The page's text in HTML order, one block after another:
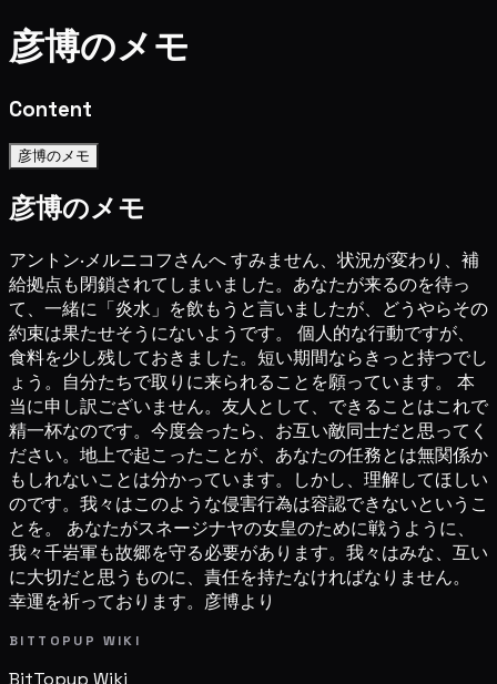
彦博のメモ
Content
彦博のメモ
彦博のメモ
アントン·メルニコフさんへ すみません、状況が変わり、補
給拠点も閉鎖されてしまいました。あなたが来るのを待っ
て、一緒に「炎水」を飲もうと言いましたが、どうやらその
約束は果たせそうにないようです。 個人的な行動ですが、
食料を少し残しておきました。短い期間ならきっと持つでし
ょう。自分たちで取りに来られることを願っています。 本
当に申し訳ございません。友人として、できることはこれで
精一杯なのです。今度会ったら、お互い敵同士だと思ってく
ださい。地上で起こったことが、あなたの任務とは無関係か
もしれないことは分かっています。しかし、理解してほしい
のです。我々はこのような侵害行為は容認できないというこ
とを。 あなたがスネージナヤの女皇のために戦うように、
我々千岩軍も故郷を守る必要があります。我々はみな、互い
に大切だと思うものに、責任を持たなければなりません。
幸運を祈っております。彦博より
BITTOPUP WIKI